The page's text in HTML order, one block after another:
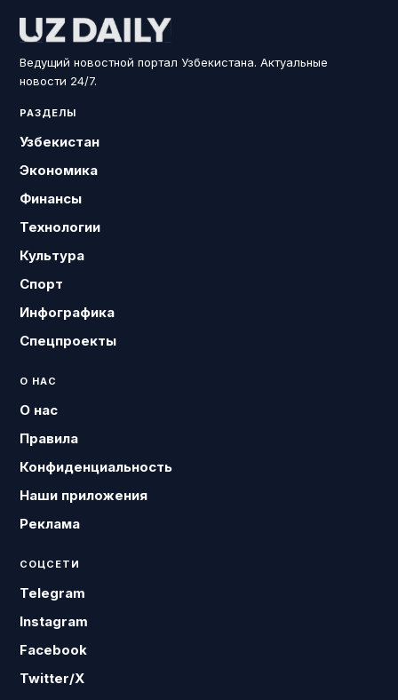
Ведущий новостной портал Узбекистана. Актуальные
новости 24/7.
РАЗДЕЛЫ
Узбекистан
Экономика
Финансы
Технологии
Культура
Спорт
Инфографика
Спецпроекты
О НАС
О нас
Правила
Конфиденциальность
Наши приложения
Реклама
СОЦСЕТИ
Telegram
Instagram
Facebook
Twitter/X